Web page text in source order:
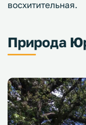
восхитительная.
Природа